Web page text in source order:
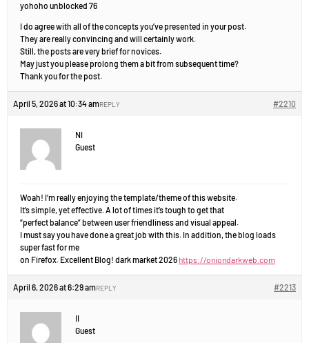
yohoho unblocked 76
I do agree with all of the concepts you’ve presented in your post.
They are really convincing and will certainly work.
Still, the posts are very brief for novices.
May just you please prolong them a bit from subsequent time?
Thank you for the post.
April 5, 2026 at 10:34 am #2210
REPLY
NI
Guest
Woah! I’m really enjoying the template/theme of this website.
It’s simple, yet effective. A lot of times it’s tough to get that
“perfect balance” between user friendliness and visual appeal.
I must say you have done a great job with this. In addition, the blog loads
super fast for me
on Firefox. Excellent Blog! dark market 2026 https://oniondarkweb.com
April 6, 2026 at 6:29 am #2213
REPLY
II
Guest